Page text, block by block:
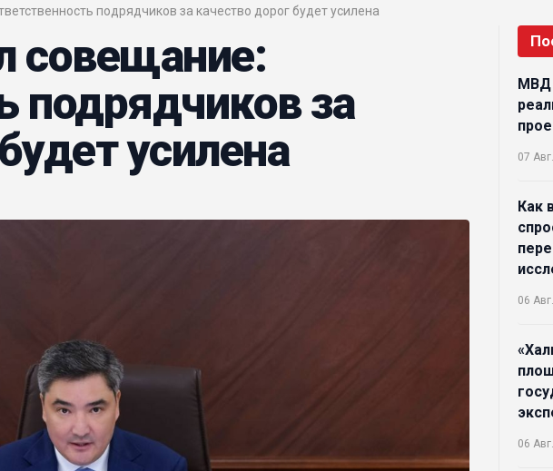
подрядчиков за качество дорог будет усилена
совещание:
подрядчиков за
усилена
МВД
07
Как
06
06